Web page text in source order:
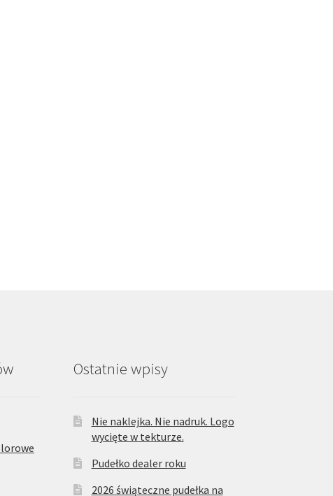
Ostatnie wpisy
Nie naklejka. Nie nadruk. Logo
wycięte w tekturze.
Pudełko dealer roku
2026 świąteczne pudełka na